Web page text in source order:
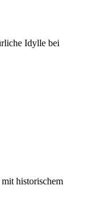
Idylle bei
historischem